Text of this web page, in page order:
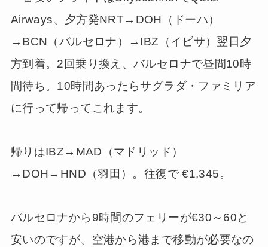
Airways、夕方発NRT→DOH（ドーハ）
→BCN（バルセロナ）→IBZ（イビサ）翌日夕
方到着。2回乗り換え、バルセロナで昼間10時
間待ち。10時間あったらサグラダ・ファミリア
に行って帰ってこれます。
帰りはIBZ→MAD（マドリッド）
→DOH→HND（羽田）。往復で €1,345。
バルセロナから9時間のフェリーが€30～60と
安いのですが、空港から港まで移動が必要なの